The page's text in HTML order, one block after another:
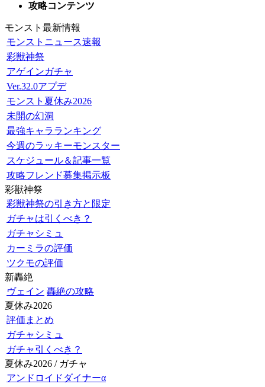
攻略コンテンツ
モンスト最新情報
モンストニュース速報
彩獣神祭
アゲインガチャ
Ver.32.0アプデ
モンスト夏休み2026
未開の幻洞
最強キャラランキング
今週のラッキーモンスター
スケジュール＆記事一覧
攻略フレンド募集掲示板
彩獣神祭
彩獣神祭の引き方と限定
ガチャは引くべき？
ガチャシミュ
カーミラの評価
ツクモの評価
新轟絶
ヴェイン 轟絶の攻略
夏休み2026
評価まとめ
ガチャシミュ
ガチャ引くべき？
夏休み2026 / ガチャ
アンドロイドダイナーα